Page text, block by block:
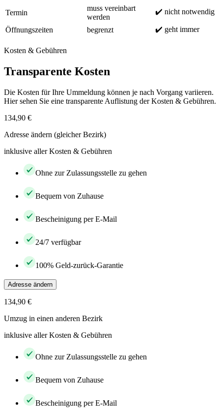
Termin
muss vereinbart
werden
✔️ nicht notwendig
Öffnungszeiten begrenzt ✔️ geht immer
Kosten & Gebühren
Transparente Kosten
Die Kosten für Ihre Ummeldung können je nach Vorgang variieren.
Hier sehen Sie eine transparente Auflistung der Kosten & Gebühren.
134,90 €
Adresse ändern (gleicher Bezirk)
inklusive aller Kosten & Gebühren
Ohne zur Zulassungsstelle zu gehen
Bequem von Zuhause
Bescheinigung per E-Mail
24/7 verfügbar
100% Geld-zurück-Garantie
Adresse ändern
134,90 €
Umzug in einen anderen Bezirk
inklusive aller Kosten & Gebühren
Ohne zur Zulassungsstelle zu gehen
Bequem von Zuhause
Bescheinigung per E-Mail